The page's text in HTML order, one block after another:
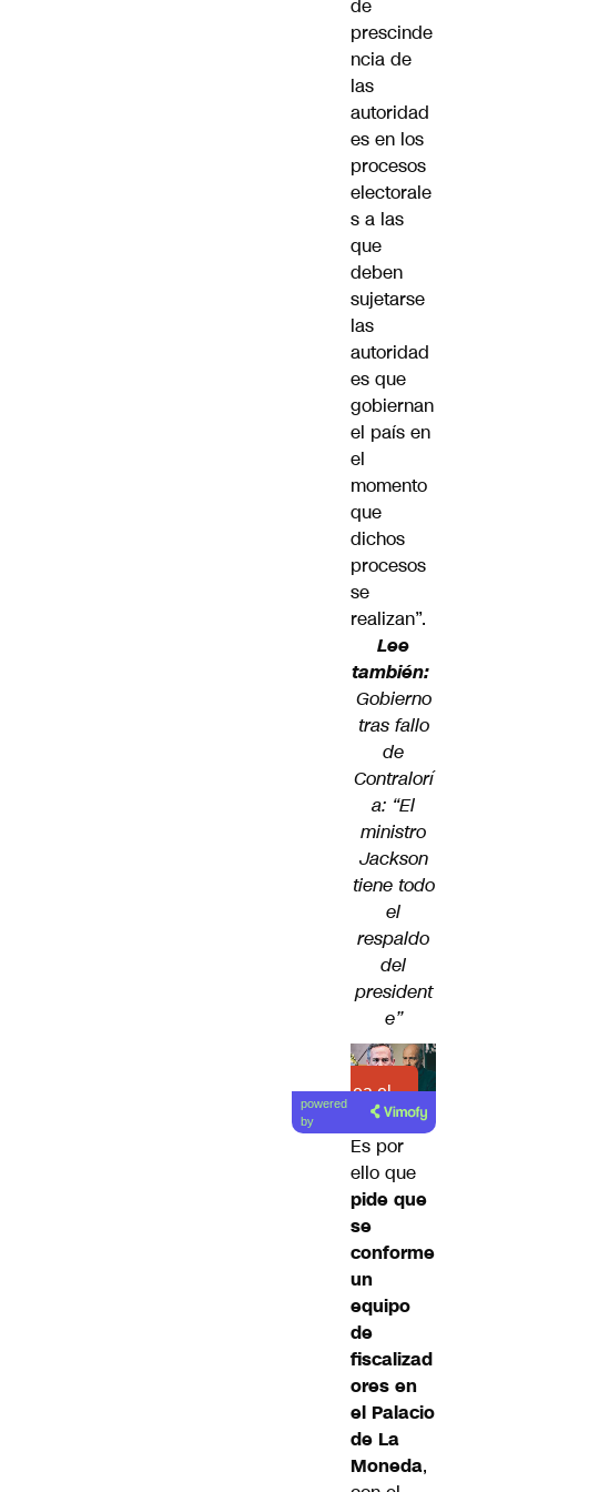
de
prescinde
ncia de
las
autoridad
es en los
procesos
electorale
s a las
que
deben
sujetarse
las
autoridad
es que
gobiernan
el país en
el
momento
que
dichos
procesos
se
realizan”.
Lee
también:
Gobierno
tras fallo
de
Contralorí
a: “El
ministro
Jackson
tiene todo
el
respaldo
del
president
e”
Lea el
artículo
powered
by
Es por
ello que
pide que
se
conforme
un
equipo
de
fiscalizad
ores en
el Palacio
de La
Moneda,